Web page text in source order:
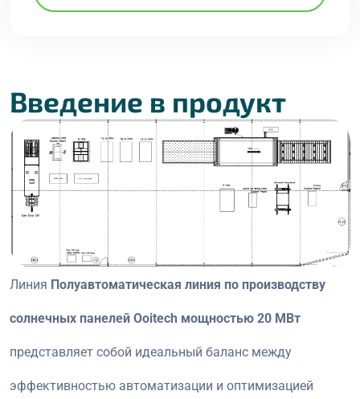
Введение в продукт
Линия Полуавтоматическая линия по производству
солнечных панелей Ooitech мощностью 20 МВт
представляет собой идеальный баланс между
эффективностью автоматизации и оптимизацией